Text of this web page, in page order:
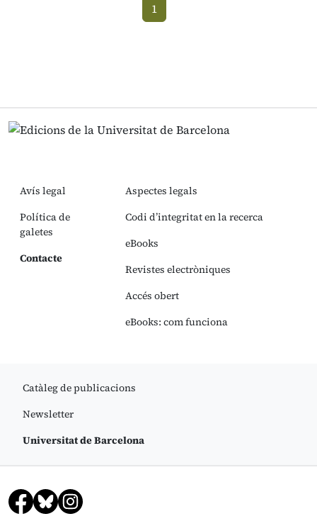
1
Avís legal
Política de
galetes
Contacte
Aspectes legals
Codi d’integritat en la recerca
eBooks
Revistes electròniques
Accés obert
eBooks: com funciona
Catàleg de publicacions
Newsletter
Universitat de Barcelona